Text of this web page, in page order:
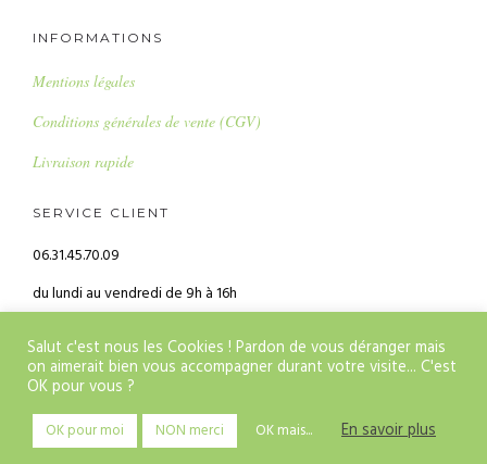
INFORMATIONS
Mentions légales
Conditions générales de vente (CGV)
Livraison rapide
SERVICE CLIENT
06.31.45.70.09
du lundi au vendredi de 9h à 16h
Copyright : Alice Balice
Salut c'est nous les Cookies ! Pardon de vous déranger mais
on aimerait bien vous accompagner durant votre visite... C'est
OK pour vous ?
OK pour moi NON merci OK mais... En savoir plus